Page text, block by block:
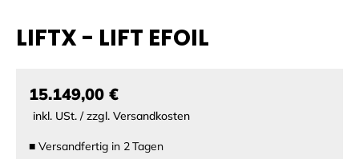
LIFTX - LIFT EFOIL
15.149,00 €
inkl. USt. / zzgl. Versandkosten
■ Versandfertig in 2Tagen